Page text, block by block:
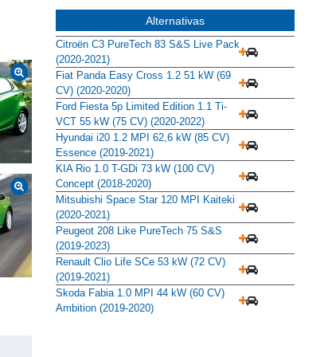
Alternativas
Citroën C3 PureTech 83 S&S Live Pack
(2020-2021)
Fiat Panda Easy Cross 1.2 51 kW (69
CV) (2020-2020)
Ford Fiesta 5p Limited Edition 1.1 Ti-
VCT 55 kW (75 CV) (2020-2022)
Hyundai i20 1.2 MPI 62,6 kW (85 CV)
Essence (2019-2021)
KIA Rio 1.0 T-GDi 73 kW (100 CV)
Concept (2018-2020)
Mitsubishi Space Star 120 MPI Kaiteki
(2020-2021)
Peugeot 208 Like PureTech 75 S&S
(2019-2023)
Renault Clio Life SCe 53 kW (72 CV)
(2019-2021)
Skoda Fabia 1.0 MPI 44 kW (60 CV)
Ambition (2019-2020)